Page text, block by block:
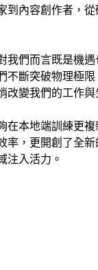
內容創作者，
們而言既是機
斷突破物理極
變我們的工作與
本地端訓練更
，更開創了全
注入活力。